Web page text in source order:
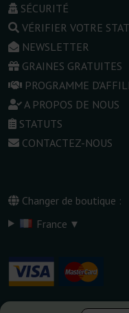
SÉCURITÉ
VÉRIFIER VOTRE
NEWSLETTER
GRAINES GRATUITES
PROGRAMME
A PROPOS DE NOUS
STATUTS
CONTACTEZ-NOUS
Changer de boutique :
France ▾